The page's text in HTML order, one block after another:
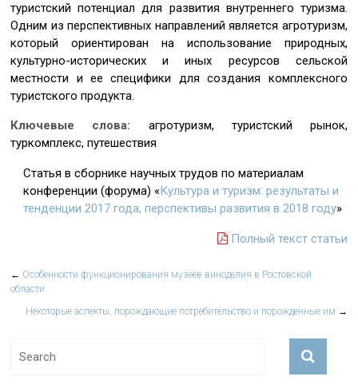
туристский потенциал для развития внутреннего туризма.
Одним из перспективных направлений является агротуризм,
который ориентирован на использование природных,
культурно-исторических и иных ресурсов сельской
местности и ее специфики для создания комплексного
туристского продукта.
Ключевые слова: агротуризм, туристский рынок,
туркомплекс, путешествия
Статья в сборнике научных трудов по материалам
конференции (форума) «Культура и туризм: результаты и
тенденции 2017 года, перспективы развития в 2018 году»
Полный текст статьи
← Особенности функционирования музеев виноделия в Ростовской
области
Некоторые аспекты, порождающие потребительство и порожденные им →